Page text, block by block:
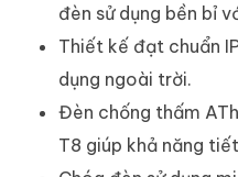
đèn sử dụng bền bỉ
Thiết kế đạt chuẩn
dụng ngoài trời.
Đèn chống thấm
T8 giúp khả năng